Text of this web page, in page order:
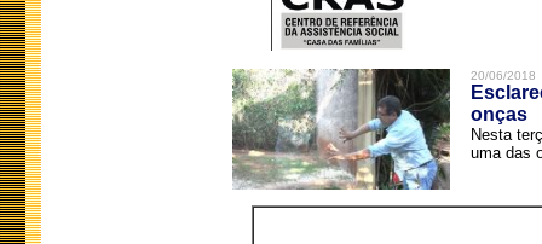
20/06/2018
onças
Nesta
uma das